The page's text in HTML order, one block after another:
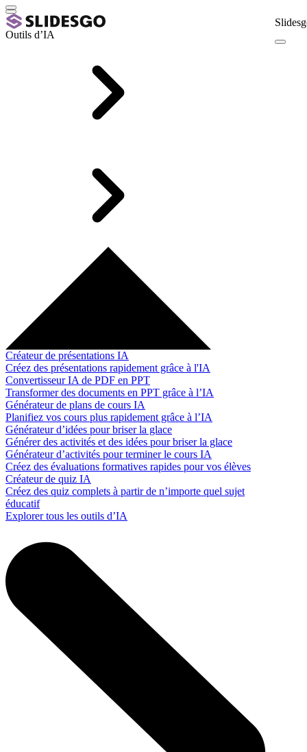
Outils d’IA
Créateur de présentations IA
Créez des présentations rapidement grâce à l'IA
Convertisseur IA de PDF en PPT
Transformer des documents en PPT grâce à l’IA
Générateur de plans de cours IA
Planifiez vos cours plus rapidement grâce à l’IA
Générateur d’idées pour briser la glace
Générer des activités et des idées pour briser la glace
Générateur d’activités pour terminer le cours IA
Créez des évaluations formatives rapides pour vos élèves
Créateur de quiz IA
Créez des quiz complets à partir de n’importe quel sujet
éducatif
Explorer tous les outils d’IA